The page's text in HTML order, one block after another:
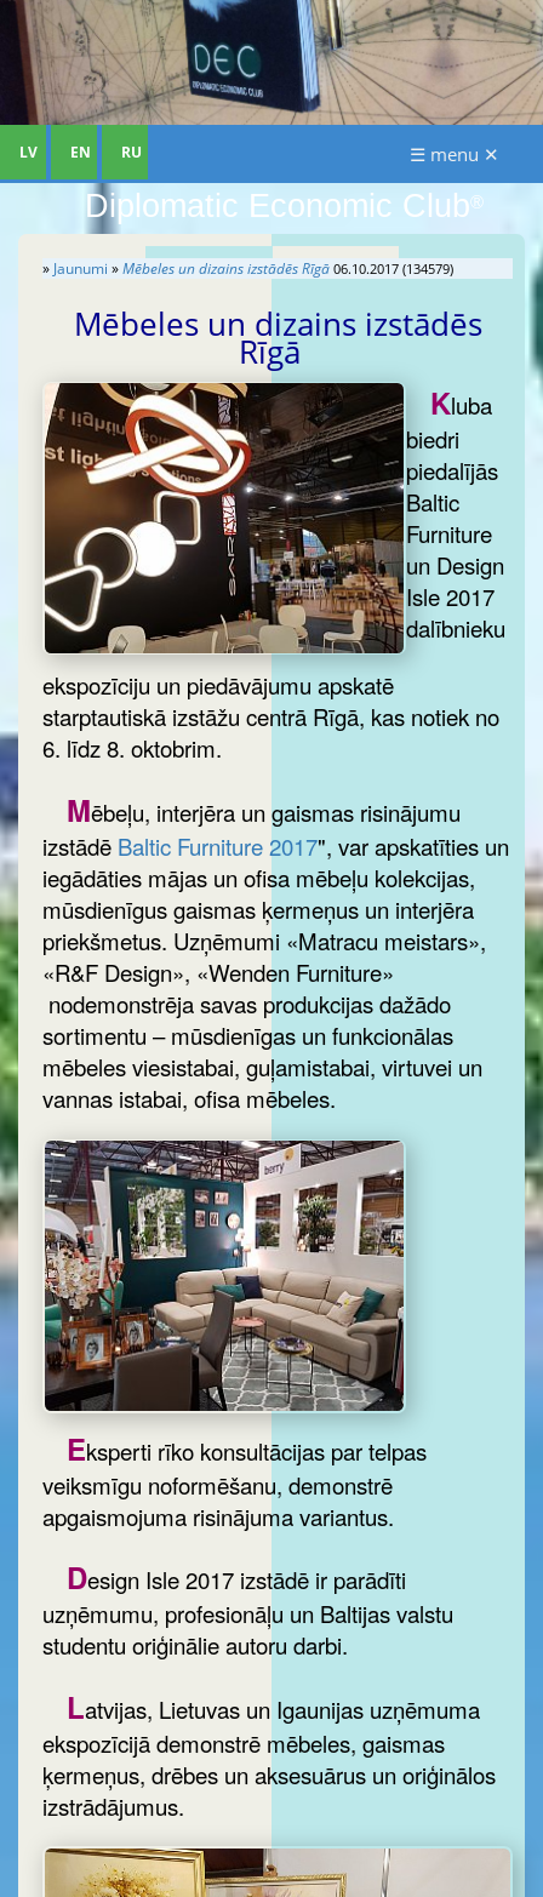
Diplomatic Economic Club®
LV EN RU ☰ menu ✕
» Jaunumi »Mēbeles un dizains izstādēs Rīgā 06.10.2017 (134579)
Mēbeles un dizains izstādēs
Rīgā
Kluba
biedri
piedalījās
Baltic
Furniture
un Design
Isle 2017
dalībnieku
ekspozīciju un piedāvājumu apskatē
starptautiskā izstāžu centrā Rīgā, kas notiek no
6. līdz 8. oktobrim.
Mēbeļu, interjēra un gaismas risinājumu
izstādē Baltic Furniture 2017", var apskatīties un
iegādāties mājas un ofisa mēbeļu kolekcijas,
mūsdienīgus gaismas ķermeņus un interjēra
priekšmetus. Uzņēmumi «Matracu meistars»,
«R&F Design», «Wenden Furniture»
nodemonstrēja savas produkcijas dažādo
sortimentu – mūsdienīgas un funkcionālas
mēbeles viesistabai, guļamistabai, virtuvei un
vannas istabai, ofisa mēbeles.
Eksperti rīko konsultācijas par telpas
veiksmīgu noformēšanu, demonstrē
apgaismojuma risinājuma variantus.
Design Isle 2017 izstādē ir parādīti
uzņēmumu, profesionāļu un Baltijas valstu
studentu oriģinālie autoru darbi.
Latvijas, Lietuvas un Igaunijas uzņēmuma
ekspozīcijā demonstrē mēbeles, gaismas
ķermeņus, drēbes un aksesuārus un oriģinālos
izstrādājumus.